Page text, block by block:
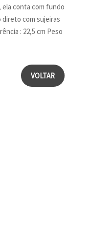
ela conta com fundo
com sujeiras
: 22,5 cm Peso
VOLTAR